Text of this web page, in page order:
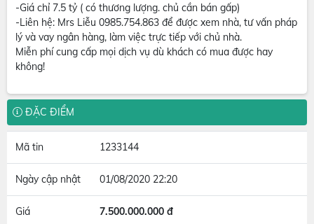
-Giá chỉ 7.5 tỷ ( có thương lượng. chủ cần bán gấp)
-Liên hệ: Mrs Liễu 0985.754.863 để được xem nhà, tư vấn pháp
lý và vay ngân hàng, làm việc trực tiếp với chủ nhà.
Miễn phí cung cấp mọi dịch vụ dù khách có mua được hay
không!
ĐẶC ĐIỂM
Mã tin 1233144
Ngày cập nhật 01/08/2020 22:20
Giá 7.500.000.000 đ